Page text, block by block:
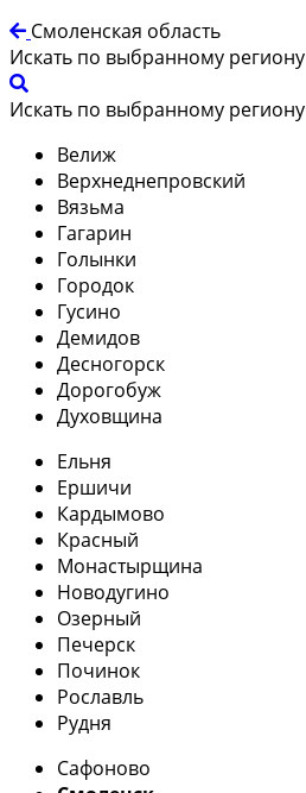
Смоленская область
Искать по выбранному региону
Искать по выбранному региону
Велиж
Верхнеднепровский
Вязьма
Гагарин
Голынки
Городок
Гусино
Демидов
Десногорск
Дорогобуж
Духовщина
Ельня
Ершичи
Кардымово
Красный
Монастырщина
Новодугино
Озерный
Печерск
Починок
Рославль
Рудня
Сафоново